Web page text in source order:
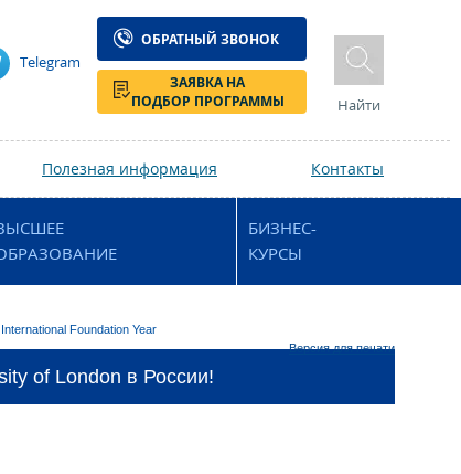
Telegram
ОБРАТНЫЙ ЗВОНОК
ЗАЯВКА НА
ПОДБОР ПРОГРАММЫ
Найти
Полезная информация Контакты
БИЗНЕС-
КУРСЫ
International Foundation Year
Версия для печати
of London в России!